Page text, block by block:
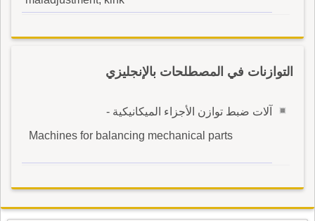
التوازنات في المصطلحات بالإنجليزي
آلات ضبط توازن الأجزاء الميكانيكية -
Machines for balancing mechanical parts